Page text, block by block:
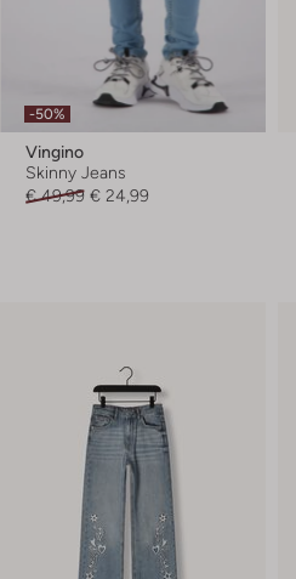
-50%
Vingino
Skinny Jeans
€ 49,99 € 24,99